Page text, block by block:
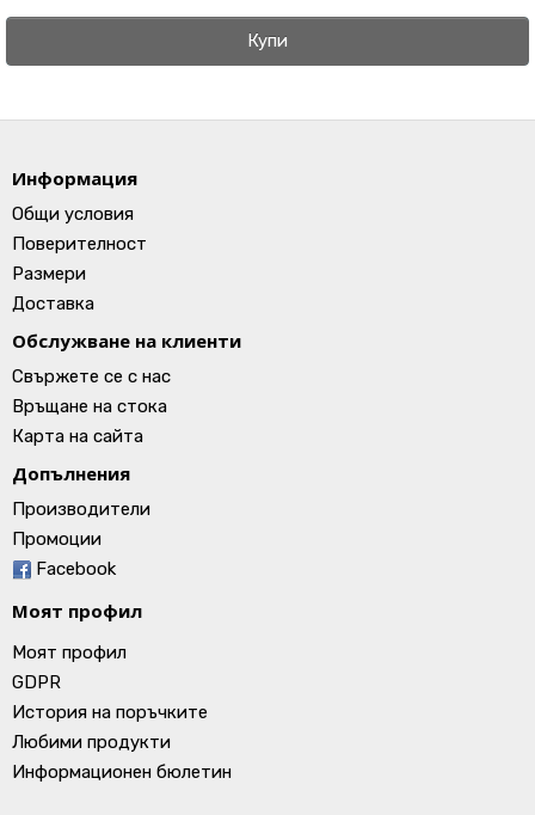
Купи
Информация
Общи условия
Поверителност
Размери
Доставка
Обслужване на клиенти
Свържете се с нас
Връщане на стока
Карта на сайта
Допълнения
Производители
Промоции
Facebook
Моят профил
Моят профил
GDPR
История на поръчките
Любими продукти
Информационен бюлетин